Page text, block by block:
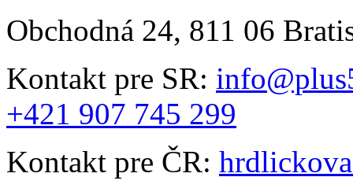
Obchodná 24, 811 06
Kontakt pre SR:
+421 907 745 299
Kontakt pre ČR: